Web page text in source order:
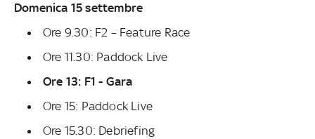
Domenica 15 settembre
Ore 9.30: F2 – Feature Race
Ore 11.30: Paddock Live
Ore 13: F1 - Gara
Ore 15: Paddock Live
Ore 15.30: Debriefing